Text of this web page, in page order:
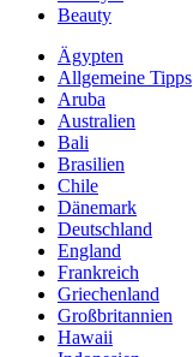
Beauty
Ägypten
Allgemeine Tipps
Aruba
Australien
Bali
Brasilien
Chile
Dänemark
Deutschland
England
Frankreich
Griechenland
Großbritannien
Hawaii